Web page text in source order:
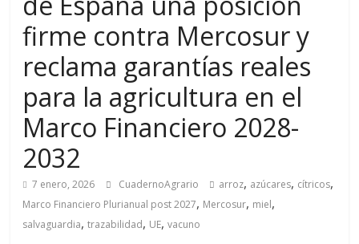
firme contra Mercosur y
reclama garantías reales
para la agricultura en el
Marco Financiero 2028-
2032
7 enero, 2026 CuadernoAgrario arroz, azúcares, cítricos,
Marco Financiero Plurianual post 2027, Mercosur, miel,
salvaguardia,trazabilidad, UE,vacuno